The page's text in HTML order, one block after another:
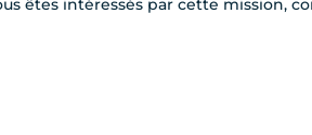
êtes intéressés par cette mission,